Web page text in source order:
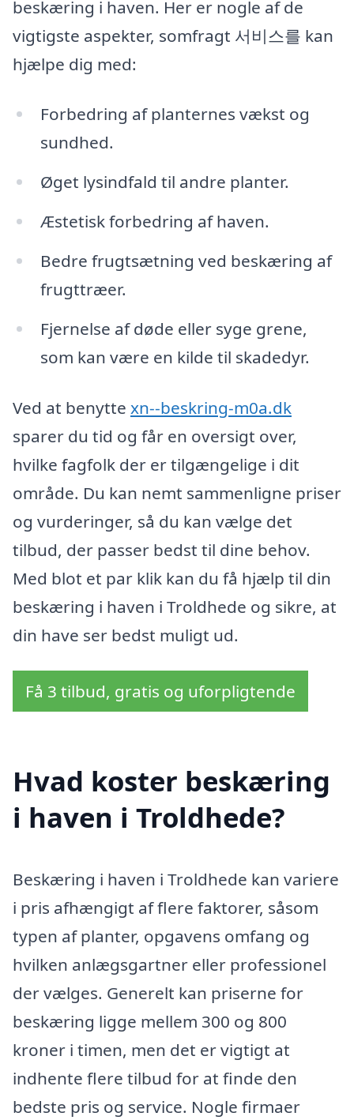
beskæring i haven. Her er nogle af de
vigtigste aspekter, somfragt 서비스를 kan
hjælpe dig med:
Forbedring af planternes vækst og
sundhed.
Øget lysindfald til andre planter.
Æstetisk forbedring af haven.
Bedre frugtsætning ved beskæring af
frugttræer.
Fjernelse af døde eller syge grene,
som kan være en kilde til skadedyr.
Ved at benytte xn--beskring-m0a.dk
sparer du tid og får en oversigt over,
hvilke fagfolk der er tilgængelige i dit
område. Du kan nemt sammenligne priser
og vurderinger, så du kan vælge det
tilbud, der passer bedst til dine behov.
Med blot et par klik kan du få hjælp til din
beskæring i haven i Troldhede og sikre, at
din have ser bedst muligt ud.
Få 3 tilbud, gratis og uforpligtende
Hvad koster beskæring
i haven i Troldhede?
Beskæring i haven i Troldhede kan variere
i pris afhængigt af flere faktorer, såsom
typen af planter, opgavens omfang og
hvilken anlægsgartner eller professionel
der vælges. Generelt kan priserne for
beskæring ligge mellem 300 og 800
kroner i timen, men det er vigtigt at
indhente flere tilbud for at finde den
bedste pris og service. Nogle firmaer